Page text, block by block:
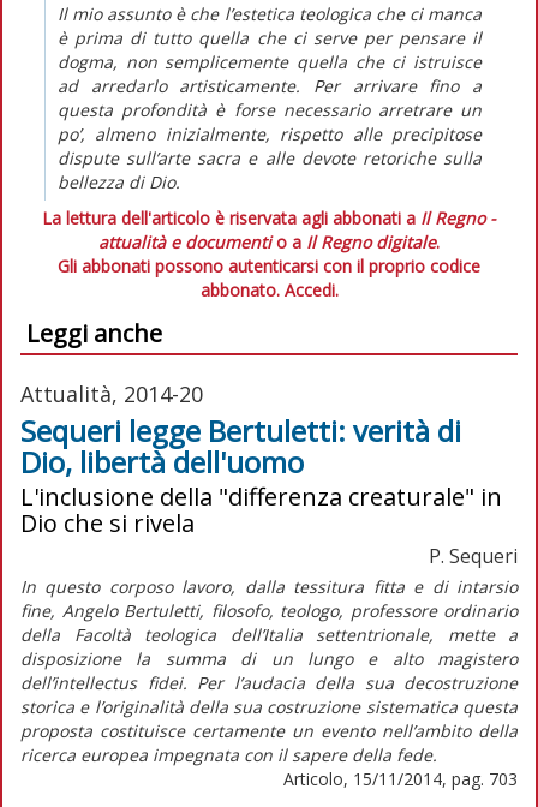
Il mio assunto è che l’estetica teologica che ci manca
è prima di tutto quella che ci serve per pensare il
dogma, non semplicemente quella che ci istruisce
ad arredarlo artisticamente. Per arrivare fino a
questa profondità è forse necessario arretrare un
po’, almeno inizialmente, rispetto alle precipitose
dispute sull’arte sacra e alle devote retoriche sulla
bellezza di Dio.
La lettura dell'articolo è riservata agli abbonati a Il Regno -
attualità e documentio a Il Regno digitale.
Gli abbonati possono autenticarsi con il proprio codice
abbonato. Accedi.
Leggi anche
Attualità, 2014-20
Sequeri legge Bertuletti: verità di
Dio, libertà dell'uomo
L'inclusione della "differenza creaturale" in
Dio che si rivela
P. Sequeri
In questo corposo lavoro, dalla tessitura fitta e di intarsio
fine, Angelo Bertuletti, filosofo, teologo, professore ordinario
della Facoltà teologica dell’Italia settentrionale, mette a
disposizione la summa di un lungo e alto magistero
dell’intellectus fidei. Per l’audacia della sua decostruzione
storica e l’originalità della sua costruzione sistematica questa
proposta costituisce certamente un evento nell’ambito della
ricerca europea impegnata con il sapere della fede.
Articolo, 15/11/2014, pag. 703